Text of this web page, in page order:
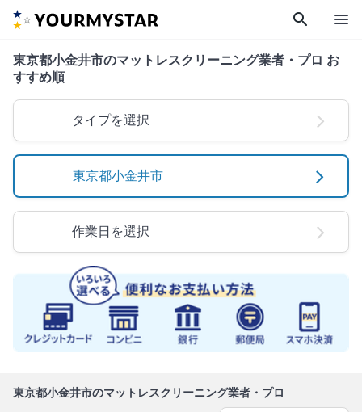
search menu
東京都小金井市のマットレスクリーニング業者・プロ お
すすめ順
タイプを選択
東京都小金井市
作業日を選択
東京都小金井市のマットレスクリーニング業者・プロ